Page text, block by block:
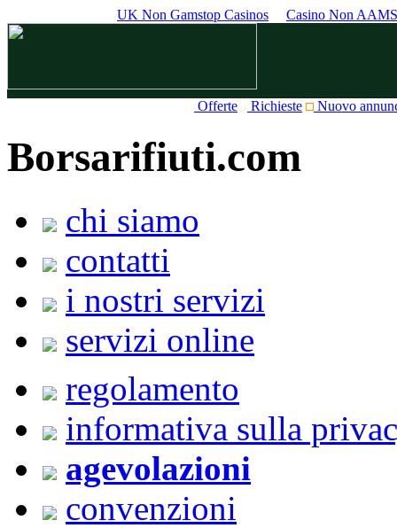
UK Non Gamstop Casinos Casino Non AAMS
Offerte Richieste Nuovo
Borsarifiuti.com
chi siamo
contatti
i nostri servizi
servizi online
regolamento
informativa sulla
agevolazioni
convenzioni